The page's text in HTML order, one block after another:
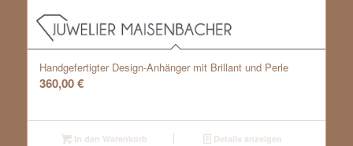
Handgefertigter Design-Anhänger mit Brillant und Perle
360,00€
In den Warenkorb Details anzeigen